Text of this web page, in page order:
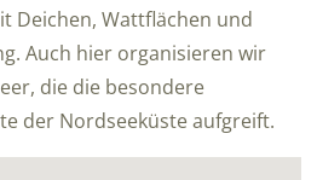
Deichen, Wattflächen und
Auch hier organisieren wir
die die besondere
der Nordseeküste aufgreift.